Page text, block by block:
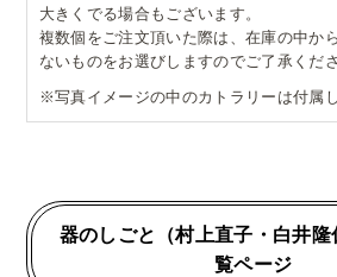
大きくでる場合もございます。
複数個をご注文頂いた際は、在庫の中か
ないものをお選びしますのでご了承くだ
※写真イメージの中のカトラリーは付属し
器のしごと（村上直子・白井
覧ページ